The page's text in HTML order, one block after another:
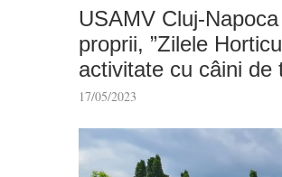
USAMV Cluj-
proprii, ”Zilele
activitate cu câini de
17/05/2023